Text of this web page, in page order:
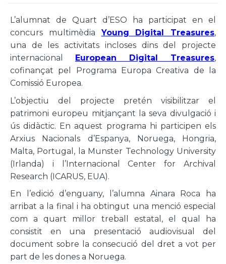
L’alumnat de Quart d’ESO ha participat en el
concurs multimèdiaYoung Digital Treasures,
una de les activitats incloses dins del projecte
internacional
European Digital Treasures,
cofinançat pel Programa Europa Creativa de la
Comissió Europea.
L’objectiu del projecte pretén visibilitzar el
patrimoni europeu mitjançant la seva divulgació i
ús didàctic. En aquest programa hi participen els
Arxius Nacionals d’Espanya, Noruega, Hongria,
Malta, Portugal, la Munster Technology University
(Irlanda) i l’Internacional Center for Archival
Research (ICARUS, EUA).
En l’edició d’enguany, l’alumna Ainara Roca ha
arribat a la final i ha obtingut una menció especial
com a quart millor treball estatal, el qual ha
consistit en una presentació audiovisual del
document sobre la consecució del dret a vot per
part de les dones a Noruega.